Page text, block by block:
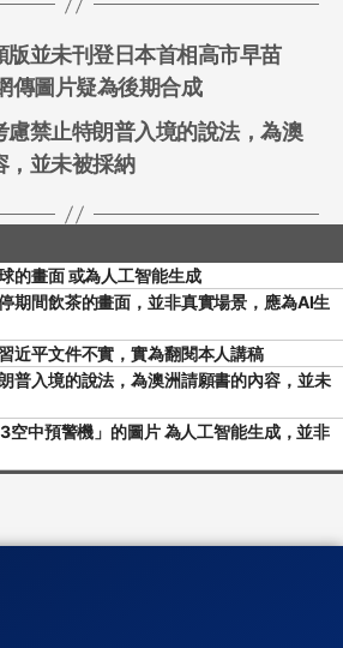
版並未刊登日本首相高市早苗
傳圖片疑為後期合成
慮禁止特朗普入境的說法，為澳
，並未被採納
的畫面 或為人工智能生成
期間飲茶的畫面，並非真實場景，應為AI生
近平文件不實，實為翻閱本人講稿
普入境的說法，為澳洲請願書的內容，並未
空中預警機」的圖片 為人工智能生成，並非